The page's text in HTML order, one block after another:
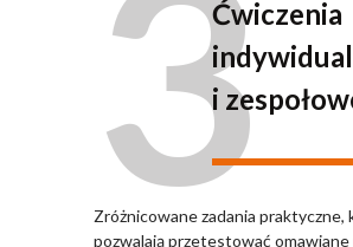
3Ćwiczenia
i
Zróżnicowane zadania praktyczne,
pozwalają przetestować omawiane